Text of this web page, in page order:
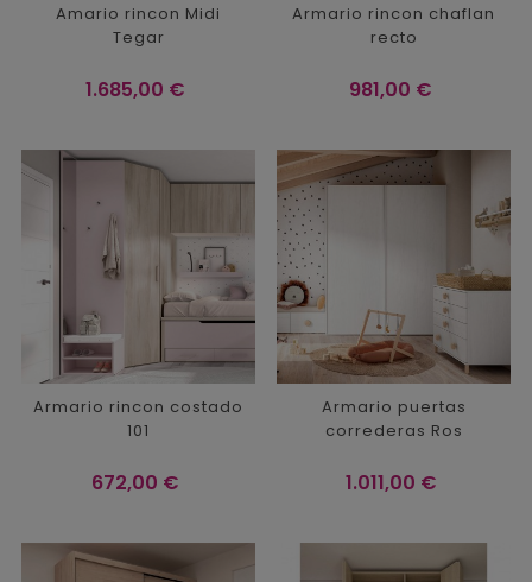
Amario rincon Midi
Tegar
Precio
1.685,00 €
Armario rincon chaflan
recto
Precio
981,00 €
Armario rincon costado
101
Precio
672,00 €
Armario puertas
correderas Ros
Precio
1.011,00 €